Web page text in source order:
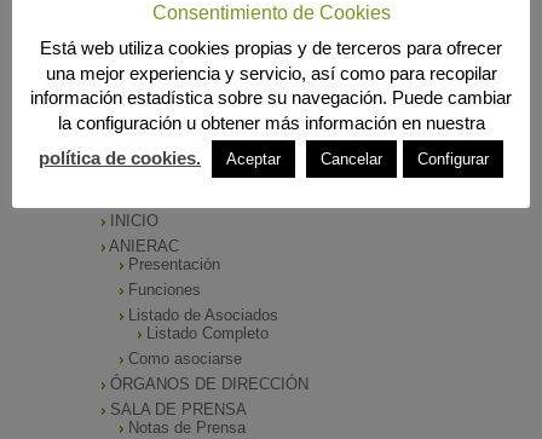
2025 ABR JUN 2027
Búsqueda
INICIO
ANIERAC
Presentación
Funciones
Listado de Asociados
Listado Completo
Como asociarse
ÓRGANOS DE DIRECCIÓN
SALA DE PRENSA
Notas de Prensa
Consentimiento de Cookies
Está web utiliza cookies propias y de terceros para ofrecer
una mejor experiencia y servicio, así como para recopilar
información estadística sobre su navegación. Puede cambiar
la configuración u obtener más información en nuestra
política de cookies.
Aceptar Cancelar Configurar